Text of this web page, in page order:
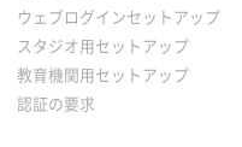
ウェブログインセットアップ
スタジオ用セットアップ
教育機関用セットアップ
認証の要求